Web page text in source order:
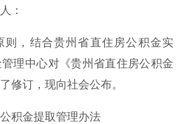
：
则，结合贵州省直住房公积金实
理中心对《贵州省直住房公积金
修订，现向社会公布。
积金提取管理办法